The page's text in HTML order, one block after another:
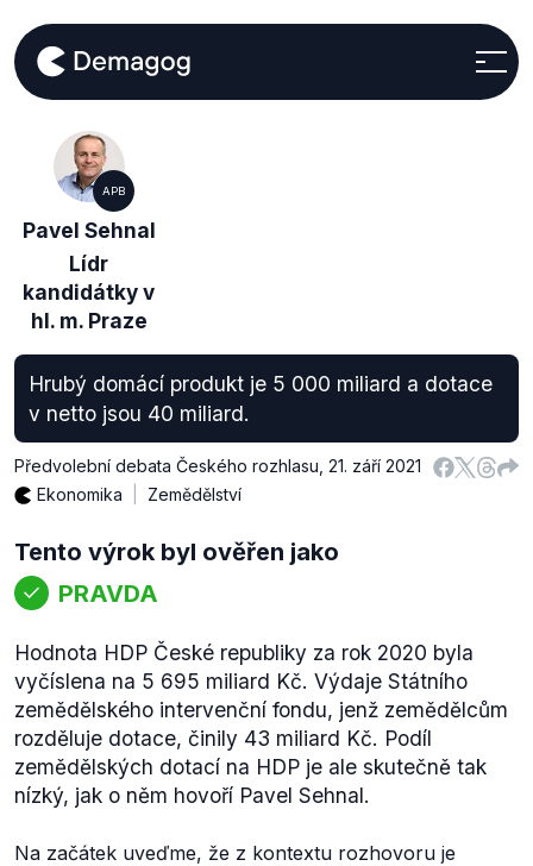
APB
Pavel Sehnal
Lídr
kandidátky v
hl. m. Praze
Hrubý domácí produkt je 5 000 miliard a dotace
v netto jsou 40 miliard.
Předvolební debata Českého rozhlasu 21. září 2021
Ekonomika
Zemědělství
Tento výrok byl ověřen jako
PRAVDA
Hodnota HDP České republiky za rok 2020 byla
vyčíslena na 5 695 miliard Kč. Výdaje Státního
zemědělského intervenční fondu, jenž zemědělcům
rozděluje dotace, činily 43 miliard Kč. Podíl
zemědělských dotací na HDP je ale skutečně tak
nízký, jak o něm hovoří Pavel Sehnal.
Na začátek uveďme, že z kontextu rozhovoru je